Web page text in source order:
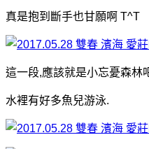
真是抱到斷手也甘願啊 T^T
這一段,應該就是小忘憂森林
水裡有好多魚兒游泳.